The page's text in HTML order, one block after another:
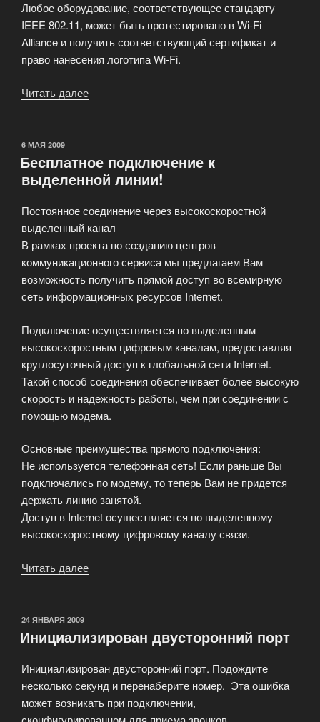
Любое оборудование, соответствующее стандарту
IEEE 802.11, может быть протестировано в Wi-Fi
Alliance и получить соответствующий сертификат и
право нанесения логотипа Wi-Fi.
Читать далее
беспроводных
сетей»
ОПУБЛИКОВАНО
6 МАЯ 2009
Бесплатное подключение к
выделенной линии!
Постоянное соединение через высокоскоростной
выделенный канал
В рамках проекта по созданию центров
коммуникационного сервиса мы предлагаем Вам
возможность получить прямой доступ во всемирную
сеть информационных ресурсов Internet.
Подключение осуществляется по выделенным
высокоскоростным цифровым каналам, предоставляя
круглосуточный доступ к глобальной сети Internet.
Такой способ соединения обеспечивает более высокую
скорость и надежность работы, чем при соединении с
помощью модема.
Основные преимущества прямого подключения:
Не используется телефонная сеть! Если раньше Вы
подключались по модему, то теперь Вам не придется
держать линию занятой.
Доступ в Internet осуществляется по выделенному
высокоскоростному цифровому каналу связи.
Читать далее
линии!»
ОПУБЛИКОВАНО
24 ЯНВАРЯ 2009
Инициализирован двусторонний порт
Инициализирован двусторонний порт. Подождите
несколько секунд и перенаберите номер. Эта ошибка
может возникать при подключении,